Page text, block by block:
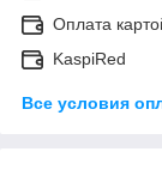
Оплата
KaspiRed
Все условия